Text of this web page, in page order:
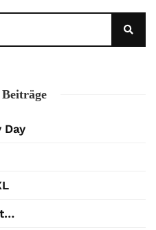
Beiträge
Day